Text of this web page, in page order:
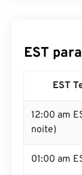
EST
EST
12:00 am
noite)
01:00 am